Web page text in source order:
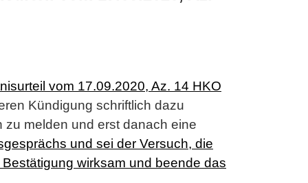
vom 17.09.2020, Az. 14 HKO
Kündigung schriftlich dazu
melden und erst danach eine
und sei der Versuch, die
wirksam und beende das